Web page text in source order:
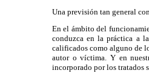
Una previsión tan general
En el ámbito del
conduzca en la práctica a
calificados como alguno de
autor o víctima. Y en
incorporado por los tratados